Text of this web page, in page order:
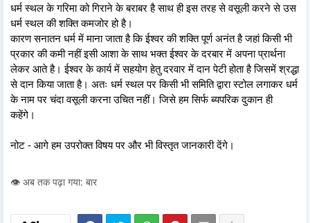
धर्म स्थल के गरिमा को गिराने के बराबर है साथ ही इस तरह से वसूली करने से उस
धर्म स्थल की शक्ति कमजोर हो है।
कारण सनातन धर्म में माना जाता है कि ईश्वर की शक्ति पूर्ण अनंत है जहां किसी भी
प्रकार की कमी नहीं इसी आशा के साथ भक्त ईश्वर के दरबार में अपना प्रार्थना
लेकर आते है। ईश्वर के कार्य में सहयोग हेतु दरवार में दान पेटी होता है जिसमें श्रद्धा
से दान किया जाता है। अतः धर्म स्थल पर किसी भी समिति द्वारा स्टोल लगाकर धर्म
के नाम पर चंदा वसूली करना उचित नहीं। जिसे हम सिर्फ ब्यपरिक दुकान ही
कहेंगे।
नोट - आगे हम उपरोक्त विषय पर और भी विस्तृत जानकारी देंगे।
👁️ अब तक पढ़ा गया: बार